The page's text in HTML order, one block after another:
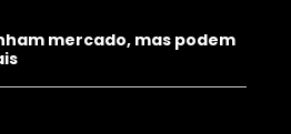
mercado, mas podem